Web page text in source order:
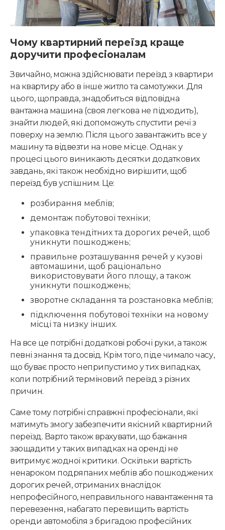
Чому квартирний переїзд краще
доручити професіоналам
Звичайно, можна здійснювати переїзд з квартири
на квартиру або в інше житло та самотужки. Для
цього, щоправда, знадобиться відповідна
вантажна машина (своя легкова не підходить),
знайти людей, які допоможуть спустити речі з
поверху на землю. Після цього завантажить все у
машину та відвезти на нове місце. Однак у
процесі цього виникають десятки додаткових
завдань, які також необхідно вирішити, щоб
переїзд був успішним. Це:
розбирання меблів;
демонтаж побутової техніки;
упаковка тендітних та дорогих речей, щоб
уникнути пошкоджень;
правильне розташування речей у кузові
автомашини, щоб раціонально
використовувати його площу, а також
уникнути пошкоджень;
зворотне складання та розстановка меблів;
підключення побутової техніки на новому
місці та низку інших.
На все це потрібні додаткові робочі руки, а також
певні знання та досвід. Крім того, піде чимало часу,
що буває просто неприпустимо у тих випадках,
коли потрібний терміновий переїзд з різних
причин.
Саме тому потрібні справжні професіонали, які
матимуть змогу забезпечити якісний квартирний
переїзд. Варто також врахувати, що бажання
заощадити у таких випадках на оренді не
витримує жодної критики. Оскільки вартість
ненароком подряпаних меблів або пошкоджених
дорогих речей, отриманих внаслідок
непрофесійного, неправильного навантаження та
перевезення, набагато перевищить вартість
оренди автомобіля з бригадою професійних